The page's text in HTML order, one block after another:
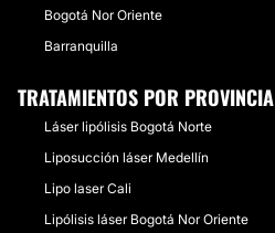
Bogotá Nor Oriente
Barranquilla
TRATAMIENTOS POR PROVINCIA
Láser lipólisis Bogotá Norte
Liposucción láser Medellín
Lipo laser Cali
Lipólisis láser Bogotá Nor Oriente